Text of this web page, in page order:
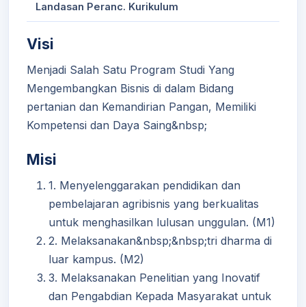
Landasan Peranc. Kurikulum
Visi
Menjadi Salah Satu Program Studi Yang
Mengembangkan Bisnis di dalam Bidang
pertanian dan Kemandirian Pangan, Memiliki
Kompetensi dan Daya Saing&nbsp;
Misi
1. Menyelenggarakan pendidikan dan
pembelajaran agribisnis yang berkualitas
untuk menghasilkan lulusan unggulan. (M1)
2. Melaksanakan&nbsp;&nbsp;tri dharma di
luar kampus. (M2)
3. Melaksanakan Penelitian yang Inovatif
dan Pengabdian Kepada Masyarakat untuk